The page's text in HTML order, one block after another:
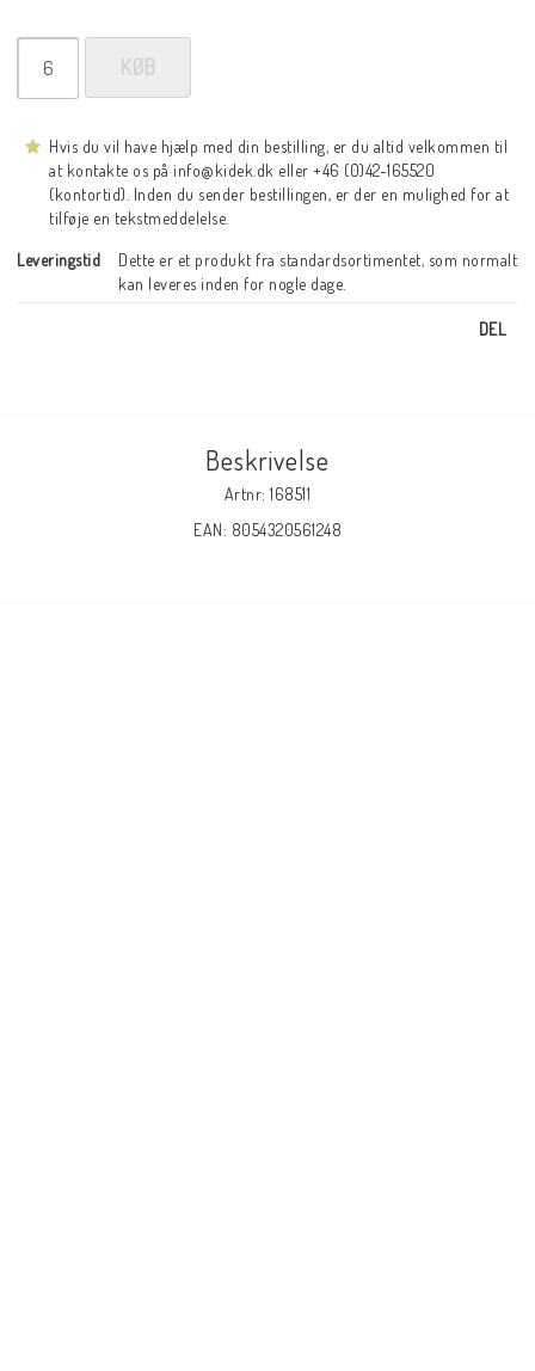
KØB
Hvis du vil have hjælp med din bestilling, er du altid velkommen til
at kontakte os på info@kidek.dk eller +46 (0)42-165520
(kontortid). Inden du sender bestillingen, er der en mulighed for at
tilføje en tekstmeddelelse.
Leveringstid
Dette er et produkt fra standardsortimentet, som normalt
kan leveres inden for nogle dage.
DEL
Beskrivelse
Artnr: 168511
EAN: 8054320561248